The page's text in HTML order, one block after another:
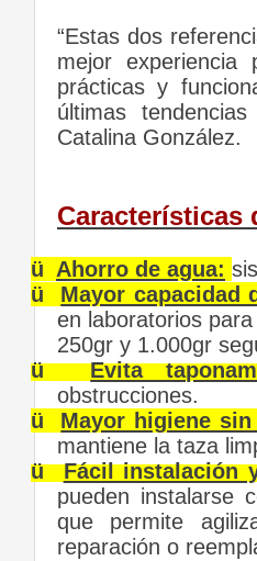
“Estas dos
mejor experiencia
prácticas y
últimas
Catalina González.
Características
ü Ahorro de agua:
ü
Mayor capacidad
en laboratorios
250gr y 1.000gr
ü
Evita
obstrucciones.
ü
Mayor higiene
mantiene la taza
ü
Fácil instalación
pueden instalarse
que permite
reparación o